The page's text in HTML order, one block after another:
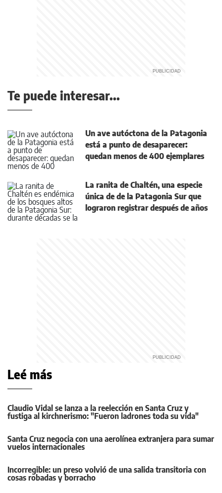
Te puede interesar...
Un ave autóctona de la Patagonia
está a punto de desaparecer:
quedan menos de 400 ejemplares
La ranita de Chaltén, una especie
única de de la Patagonia Sur que
lograron registrar después de años
Leé más
Claudio Vidal se lanza a la reelección en Santa Cruz y
fustiga al kirchnerismo: "Fueron ladrones toda su vida"
Santa Cruz negocia con una aerolínea extranjera para sumar
vuelos internacionales
Incorregible: un preso volvió de una salida transitoria con
cosas robadas y borracho